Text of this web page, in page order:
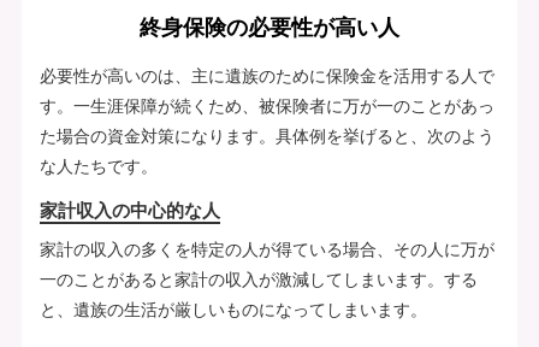
終身保険の必要性が高い人
必要性が高いのは、主に遺族のために保険金を活用する人で
す。一生涯保障が続くため、被保険者に万が一のことがあっ
た場合の資金対策になります。具体例を挙げると、次のよう
な人たちです。
家計収入の中心的な人
家計の収入の多くを特定の人が得ている場合、その人に万が
一のことがあると家計の収入が激減してしまいます。する
と、遺族の生活が厳しいものになってしまいます。